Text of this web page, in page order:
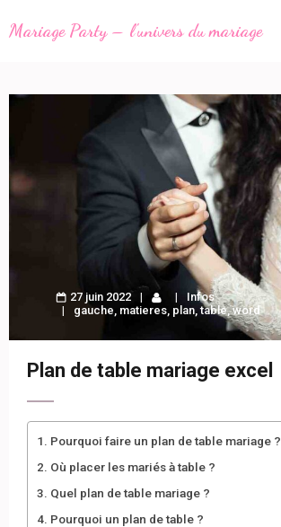
au
(Pressez
Mariage Party – l'univers du mariage
27 juin 2022
Infos
gauche, matieres, plan,table,word
Plan de table mariage excel
Pourquoi faire un plan de table mariage ?
Où placer les mariés à table ?
Quel plan de table mariage ?
Pourquoi un plan de table ?